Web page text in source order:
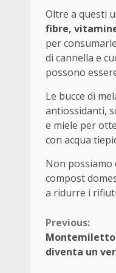
Oltre a questi
fibre,
per
di cannella e
possono
Le bucce di
antiossidanti,
e miele per
con acqua
Non
compost
a ridurre i
Continue
Reading
Previous:
Montemiletto
diventa un